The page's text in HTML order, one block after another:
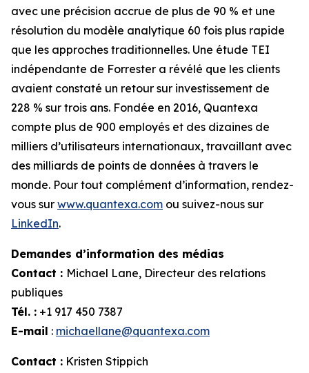
avec une précision accrue de plus de 90 % et une
résolution du modèle analytique 60 fois plus rapide
que les approches traditionnelles. Une étude TEI
indépendante de Forrester a révélé que les clients
avaient constaté un retour sur investissement de
228 % sur trois ans. Fondée en 2016, Quantexa
compte plus de 900 employés et des dizaines de
milliers d’utilisateurs internationaux, travaillant avec
des milliards de points de données à travers le
monde. Pour tout complément d’information, rendez-
vous sur www.quantexa.com ou suivez-nous sur
LinkedIn.
Demandes d’information des médias
Contact : Michael Lane, Directeur des relations
publiques
Tél. : +1 917 450 7387
E-mail : michaellane@quantexa.com
Contact : Kristen Stippich